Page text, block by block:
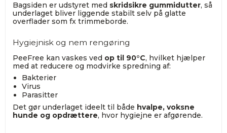
Bagsiden er udstyret med skridsikre gummidutter, så
underlaget bliver liggende stabilt selv på glatte
overflader som fx trimmeborde.
Hygiejnisk og nem rengøring
PeeFree kan vaskes ved op til 90°C, hvilket hjælper
med at reducere og modvirke spredning af:
Bakterier
Virus
Parasitter
Det gør underlaget ideelt til både hvalpe, voksne
hunde og opdrættere, hvor hygiejne er afgørende.